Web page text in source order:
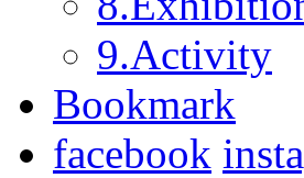
9.Activity
Bookmark
facebook